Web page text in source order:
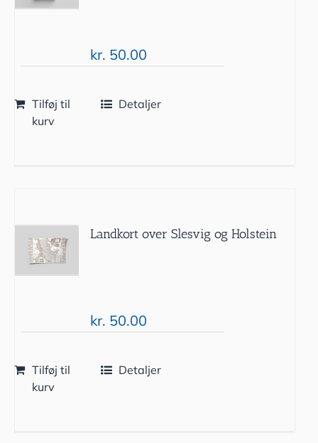
kr. 50.00
Tilføj til
kurv
Detaljer
Landkort over Slesvig og Holstein
kr. 50.00
Tilføj til
kurv
Detaljer